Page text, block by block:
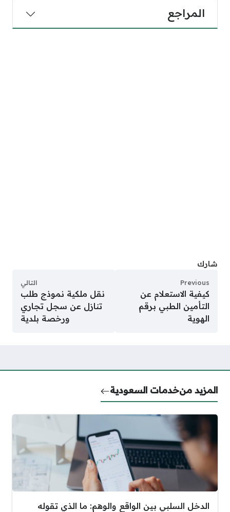
المراجع
شارك
Previous
كيفية الاستعلام عن
التأمين الطبي برقم
الهوية
التالي
نقل ملكية نموذج طلب
تنازل عن سجل تجاري
ورخصة بلدية
المزيد منخدمات السعودية
الدخل السلبي بين الواقع والوهم: ما الذي تقوله